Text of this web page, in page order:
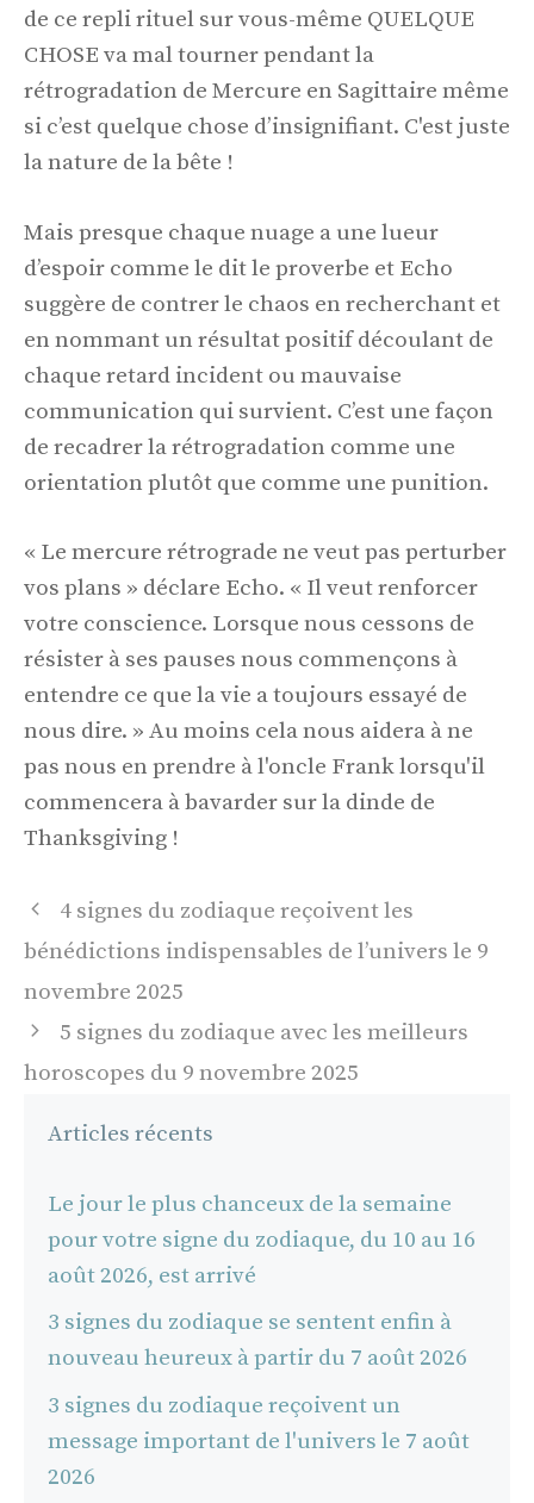
de ce repli rituel sur vous-même QUELQUE
CHOSE va mal tourner pendant la
rétrogradation de Mercure en Sagittaire même
si c’est quelque chose d’insignifiant. C'est juste
la nature de la bête !
Mais presque chaque nuage a une lueur
d’espoir comme le dit le proverbe et Echo
suggère de contrer le chaos en recherchant et
en nommant un résultat positif découlant de
chaque retard incident ou mauvaise
communication qui survient. C’est une façon
de recadrer la rétrogradation comme une
orientation plutôt que comme une punition.
« Le mercure rétrograde ne veut pas perturber
vos plans » déclare Echo. « Il veut renforcer
votre conscience. Lorsque nous cessons de
résister à ses pauses nous commençons à
entendre ce que la vie a toujours essayé de
nous dire. » Au moins cela nous aidera à ne
pas nous en prendre à l'oncle Frank lorsqu'il
commencera à bavarder sur la dinde de
Thanksgiving !
Navigation
des
4 signes du zodiaque reçoivent les
bénédictions indispensables de l’univers le 9
novembre 2025
5 signes du zodiaque avec les meilleurs
horoscopes du 9 novembre 2025
Articles récents
Le jour le plus chanceux de la semaine
pour votre signe du zodiaque, du 10 au 16
août 2026, est arrivé
3 signes du zodiaque se sentent enfin à
nouveau heureux à partir du 7 août 2026
3 signes du zodiaque reçoivent un
message important de l'univers le 7 août
2026